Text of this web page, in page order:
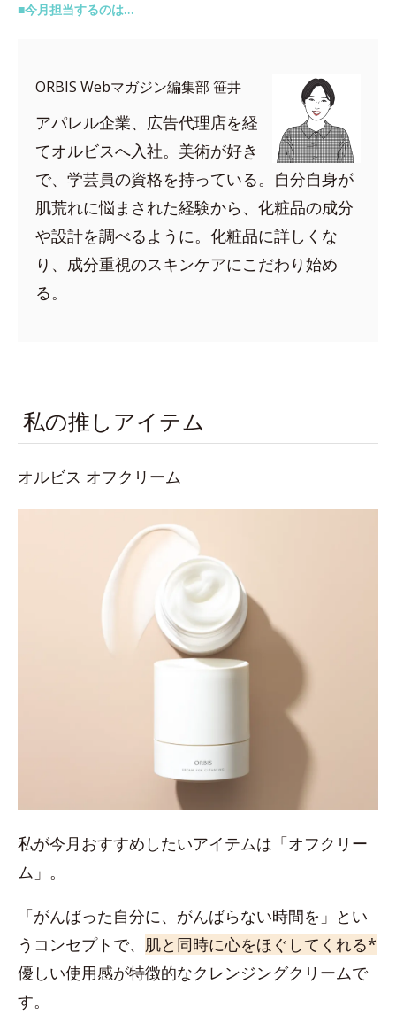
■今月担当するのは…
ORBIS Webマガジン編集部 笹井
アパレル企業、広告代理店を経
てオルビスへ入社。美術が好き
で、学芸員の資格を持っている。自分自身が
肌荒れに悩まされた経験から、化粧品の成分
や設計を調べるように。化粧品に詳しくな
り、成分重視のスキンケアにこだわり始め
る。
私の推しアイテム
オルビス オフクリーム
私が今月おすすめしたいアイテムは「オフクリー
ム」。
「がんばった自分に、がんばらない時間を」とい
うコンセプトで、 肌と同時に心をほぐしてくれる*
優しい使用感が特徴的なクレンジングクリームで
す。